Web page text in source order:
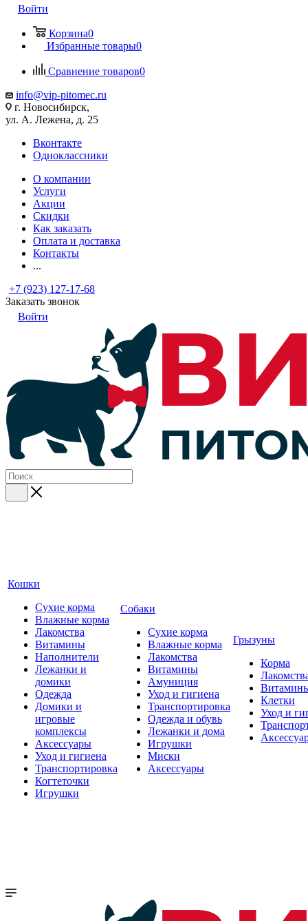
Войти
Корзина0
Избранные товары0
Сравнение товаров0
info@vip-pitomec.ru
г. Новосибирск,
ул. А. Лежена, д. 25
Вконтакте
Одноклассники
О компании
Услуги
Акции
Скидки
Как заказать
Оплата и доставка
Контакты
...
+7 (923) 127-17-68
Заказать звонок
Войти
Кошки
Сухие корма
Влажные корма
Лакомства
Витамины
Наполнители
Лежанки и
домики
Одежда
Домики и
игровые
комплексы
Аксессуары
Уход и гигиена
Транспортировка
Когтеточки
Игрушки
Собаки
Сухие корма
Влажные корма
Лакомства
Витамины
Амуниция
Уход и гигиена
Транспортировка
Одежда и обувь
Лежанки и дома
Игрушки
Миски
Аксессуары
Грызуны
Корма
Клетки
Уход и